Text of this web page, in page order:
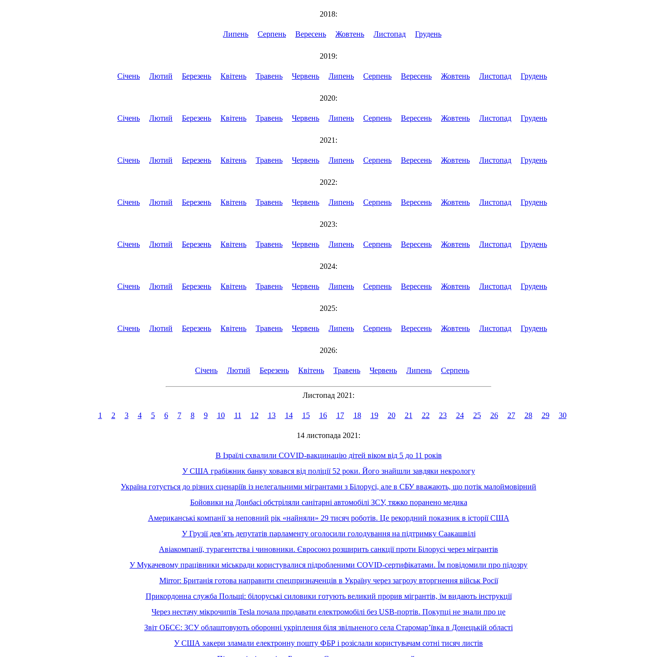
2018:
Липень Серпень Вересень Жовтень Листопад Грудень
2019:
Січень Лютий Березень Квітень Травень Червень Липень Серпень Вересень Жовтень Листопад Грудень
2020:
Січень Лютий Березень Квітень Травень Червень Липень Серпень Вересень Жовтень Листопад Грудень
2021:
Січень Лютий Березень Квітень Травень Червень Липень Серпень Вересень Жовтень Листопад Грудень
2022:
Січень Лютий Березень Квітень Травень Червень Липень Серпень Вересень Жовтень Листопад Грудень
2023:
Січень Лютий Березень Квітень Травень Червень Липень Серпень Вересень Жовтень Листопад Грудень
2024:
Січень Лютий Березень Квітень Травень Червень Липень Серпень Вересень Жовтень Листопад Грудень
2025:
Січень Лютий Березень Квітень Травень Червень Липень Серпень Вересень Жовтень Листопад Грудень
2026:
Січень Лютий Березень Квітень Травень Червень Липень Серпень
Листопад 2021:
1 2 3 4 5 6 7 8 9 10 11 12 13 14 15 16 17 18 19 20 21 22 23 24 25 26 27 28 29 30
14 листопада 2021:
В Ізраїлі схвалили COVID-вакцинацію дітей віком від 5 до 11 років
У США грабіжник банку ховався від поліції 52 роки. Його знайшли завдяки некрологу
Україна готується до різних сценаріїв із нелегальними мігрантами з Білорусі, але в СБУ вважають, що потік малоймовірний
Бойовики на Донбасі обстріляли санітарні автомобілі ЗСУ, тяжко поранено медика
Американські компанії за неповний рік «найняли» 29 тисяч роботів. Це рекордний показник в історії США
У Грузії девʼять депутатів парламенту оголосили голодування на підтримку Саакашвілі
Авіакомпанії, турагентства і чиновники. Євросоюз розширить санкції проти Білорусі через мігрантів
У Мукачевому працівники міськради користувалися підробленими COVID-сертифікатами. Їм повідомили про підозру
Mirror: Британія готова направити спецпризначенців в Україну через загрозу вторгнення військ Росії
Прикордонна служба Польщі: білоруські силовики готують великий прорив мігрантів, їм видають інструкції
Через нестачу мікрочипів Tesla почала продавати електромобілі без USB-портів. Покупці не знали про це
Звіт ОБСЄ: ЗСУ облаштовують оборонні укріплення біля звільненого села Старомарʼївка в Донецькій області
У США хакери зламали електронну пошту ФБР і розіслали користувачам сотні тисяч листів